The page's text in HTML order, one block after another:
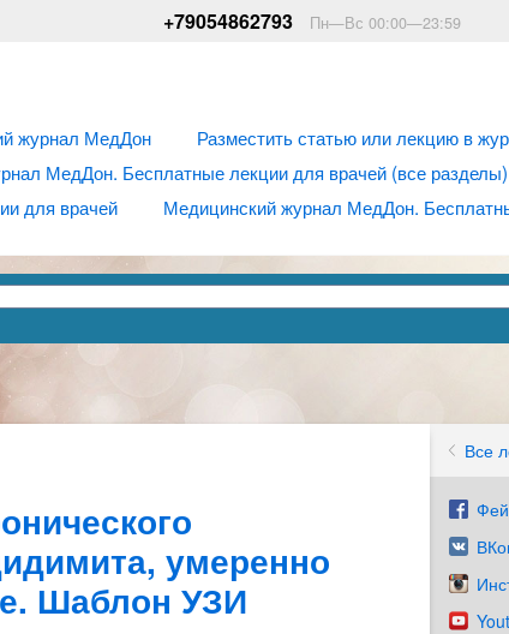
+79054862793 Пн—Вс 00:00—23:59
журнал МедДон
Разместить статью или лекцию в
МедДон. Бесплатные лекции для врачей (все разделы)
для врачей Медицинский журнал МедДон.
Все
умеренно
Шаблон УЗИ